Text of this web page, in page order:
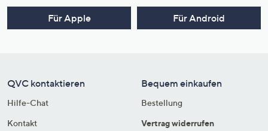
Für Apple Für Android
QVC kontaktieren
Hilfe-Chat
Kontakt
Bequem einkaufen
Bestellung
Vertrag widerrufen